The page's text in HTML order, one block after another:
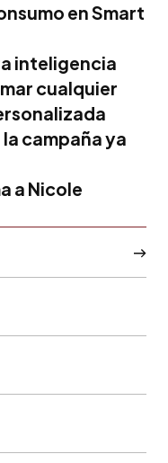
en Smart
inteligencia
cualquier
campaña ya
a Nicole